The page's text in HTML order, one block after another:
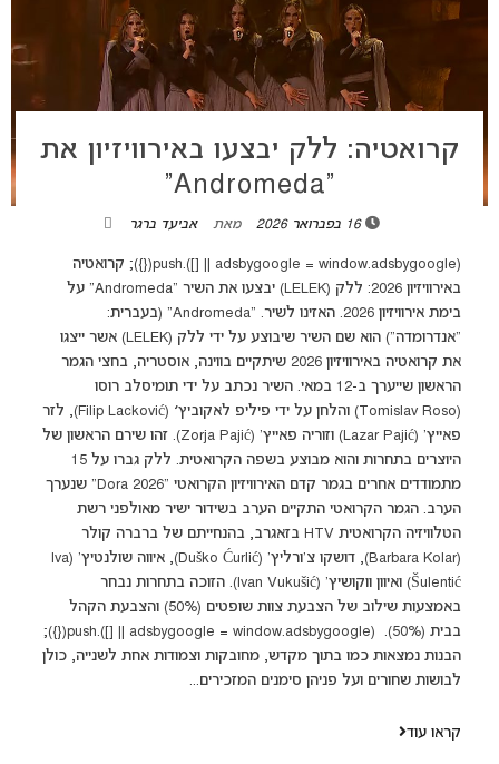
קרואטיה: ללק יבצעו באירוויזיון את
“Andromeda”
16 בפברואר 2026 מאת אביעד ברגר
(adsbygoogle = window.adsbygoogle || []).push({}); קרואטיה
באירוויזיון 2026: ללק (LELEK) יבצעו את השיר "Andromeda" על
בימת אירוויזיון 2026. האזינו לשיר. "Andromeda" (בעברית:
"אנדרומדה") הוא שם השיר שיבוצע על ידי ללק (LELEK) אשר ייצגו
את קרואטיה באירוויזיון 2026 שיתקיים בווינה, אוסטריה, בחצי הגמר
הראשון שייערך ב-12 במאי. השיר נכתב על ידי תומיסלב רוסו
(Tomislav Roso) והלחן על ידי פיליפ לאקוביץ׳ (Filip Lacković), לזר
פאייץ' (Lazar Pajić) וזוריה פאייץ' (Zorja Pajić). זהו שירם הראשון של
היוצרים בתחרות והוא מבוצע בשפה הקרואטית. ללק גברו על 15
מתמודדים אחרים בגמר קדם האירוויזיון הקרואטי "Dora 2026" שנערך
הערב. הגמר הקרואטי התקיים הערב בשידור ישיר מאולפני רשת
הטלוויזיה הקרואטית HTV בזאגרב, בהנחייתם של ברברה קולר
(Barbara Kolar), דושקו צ'ורליץ' (Duško Ćurlić), איווה שולנטיץ' (Iva
Šulentić) ואיוון ווקושיץ' (Ivan Vukušić). הזוכה בתחרות נבחר
באמצעות שילוב של הצבעת צוות שופטים (50%) והצבעת הקהל
בבית (50%). (adsbygoogle = window.adsbygoogle || []).push({});
הבנות נמצאות כמו בתוך מקדש, מחובקות וצמודות אחת לשנייה, כולן
לבושות שחורים ועל פניהן סימנים המזכירים...
קראו עוד